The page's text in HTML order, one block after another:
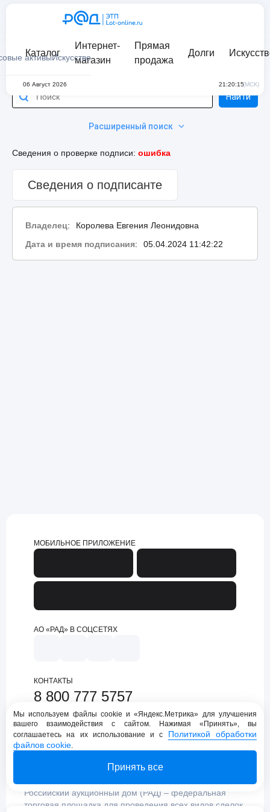
активыИскусство
Каталог
Интернет-
магазин
Прямая
продажа
Долги
06 Август 2026 21:20:15(МСК)
Расширенный поиск
Найти
Сведения о проверке подписи: ошибка
Сведения о подписанте
Владелец:
Королева Евгения Леонидовна
Дата и время подписания: 05.04.2024 11:42:22
МОБИЛЬНОЕ ПРИЛОЖЕНИЕ
АО «РАД» В СОЦСЕТЯХ
КОНТАКТЫ
8 800 777 5757
support@lot-online.ru
Техническая поддержка
Российский аукционный дом (РАД) – федеральная
торговая площадка для проведения всех видов сделок
Мы используем файлы cookie и «Яндекс.Метрика» для улучшения
вашего взаимодействия с сайтом. Нажимая «Принять», вы
соглашаетесь на их использование и с Политикой обработки
файлов cookie.
Принять все